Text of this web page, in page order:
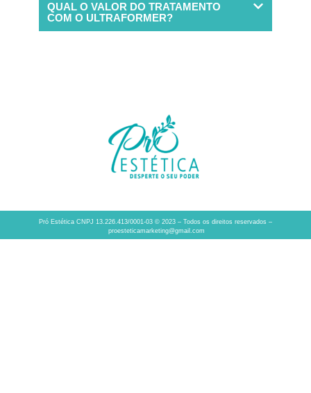
QUAL O VALOR DO TRATAMENTO
COM O ULTRAFORMER?
Pró Estética CNPJ 13.226.413/0001-03 © 2023 – Todos os direitos reservados –
proesteticamarketing@gmail.com